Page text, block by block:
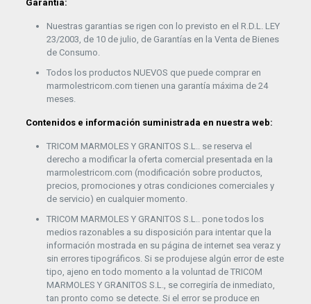
Garantía:
Nuestras garantias se rigen con lo previsto en el R.D.L. LEY
23/2003, de 10 de julio, de Garantías en la Venta de Bienes
de Consumo.
Todos los productos NUEVOS que puede comprar en
marmolestricom.com tienen una garantía máxima de 24
meses.
Contenidos e información suministrada en nuestra web:
TRICOM MARMOLES Y GRANITOS S.L.. se reserva el
derecho a modificar la oferta comercial presentada en la
marmolestricom.com (modificación sobre productos,
precios, promociones y otras condiciones comerciales y
de servicio) en cualquier momento.
TRICOM MARMOLES Y GRANITOS S.L.. pone todos los
medios razonables a su disposición para intentar que la
información mostrada en su página de internet sea veraz y
sin errores tipográficos. Si se produjese algún error de este
tipo, ajeno en todo momento a la voluntad de TRICOM
MARMOLES Y GRANITOS S.L., se corregiría de inmediato,
tan pronto como se detecte. Si el error se produce en